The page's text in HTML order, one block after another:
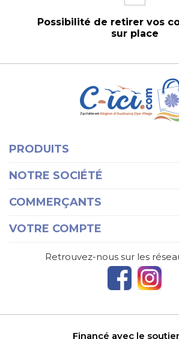
Possibilité de retirer vos
sur place
PRODUITS
NOTRE SOCIÉTÉ
COMMERÇANTS
VOTRE COMPTE
Retrouvez-nous sur les
Financé avec le